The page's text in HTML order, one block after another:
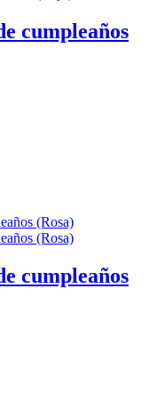
cumpleaños
cumpleaños